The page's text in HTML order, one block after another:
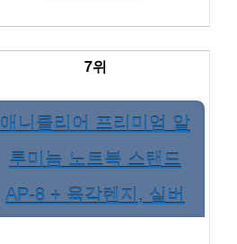
7위
애니클리어 프리미엄 알
루미늄 노트북 스탠드
AP-8 + 육각렌지, 실버